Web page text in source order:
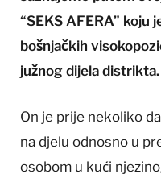
“SEKS AFERA” koju
bošnjačkih
južnog dijela distrikta.
On je prije nekoliko
na djelu odnosno u
osobom u kući